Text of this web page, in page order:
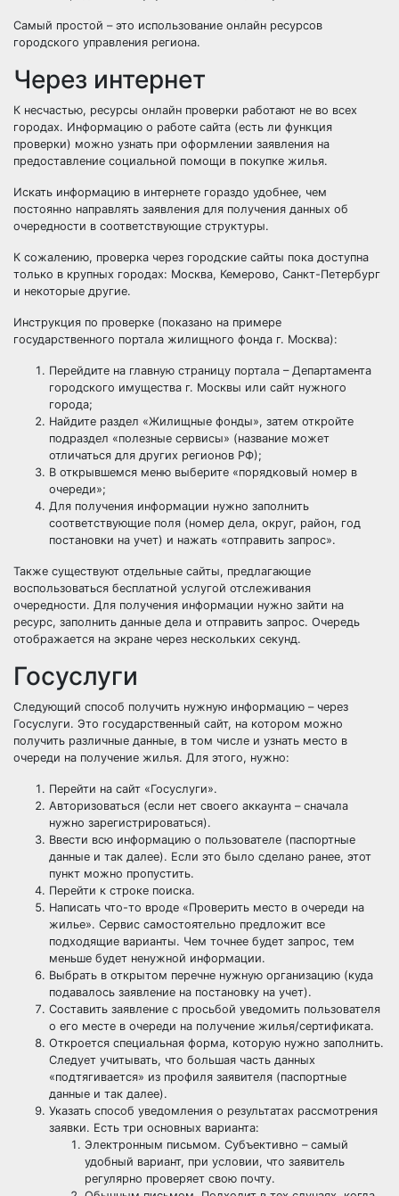
Самый простой – это использование онлайн ресурсов
городского управления региона.
Через интернет
К несчастью, ресурсы онлайн проверки работают не во всех
городах. Информацию о работе сайта (есть ли функция
проверки) можно узнать при оформлении заявления на
предоставление социальной помощи в покупке жилья.
Искать информацию в интернете гораздо удобнее, чем
постоянно направлять заявления для получения данных об
очередности в соответствующие структуры.
К сожалению, проверка через городские сайты пока доступна
только в крупных городах: Москва, Кемерово, Санкт-Петербург
и некоторые другие.
Инструкция по проверке (показано на примере
государственного портала жилищного фонда г. Москва):
Перейдите на главную страницу портала – Департамента
городского имущества г. Москвы или сайт нужного
города;
Найдите раздел «Жилищные фонды», затем откройте
подраздел «полезные сервисы» (название может
отличаться для других регионов РФ);
В открывшемся меню выберите «порядковый номер в
очереди»;
Для получения информации нужно заполнить
соответствующие поля (номер дела, округ, район, год
постановки на учет) и нажать «отправить запрос».
Также существуют отдельные сайты, предлагающие
воспользоваться бесплатной услугой отслеживания
очередности. Для получения информации нужно зайти на
ресурс, заполнить данные дела и отправить запрос. Очередь
отображается на экране через нескольких секунд.
Госуслуги
Следующий способ получить нужную информацию – через
Госуслуги. Это государственный сайт, на котором можно
получить различные данные, в том числе и узнать место в
очереди на получение жилья. Для этого, нужно:
Перейти на сайт «Госуслуги».
Авторизоваться (если нет своего аккаунта – сначала
нужно зарегистрироваться).
Ввести всю информацию о пользователе (паспортные
данные и так далее). Если это было сделано ранее, этот
пункт можно пропустить.
Перейти к строке поиска.
Написать что-то вроде «Проверить место в очереди на
жилье». Сервис самостоятельно предложит все
подходящие варианты. Чем точнее будет запрос, тем
меньше будет ненужной информации.
Выбрать в открытом перечне нужную организацию (куда
подавалось заявление на постановку на учет).
Составить заявление с просьбой уведомить пользователя
о его месте в очереди на получение жилья/сертификата.
Откроется специальная форма, которую нужно заполнить.
Следует учитывать, что большая часть данных
«подтягивается» из профиля заявителя (паспортные
данные и так далее).
Указать способ уведомления о результатах рассмотрения
заявки. Есть три основных варианта:
Электронным письмом. Субъективно – самый
удобный вариант, при условии, что заявитель
регулярно проверяет свою почту.